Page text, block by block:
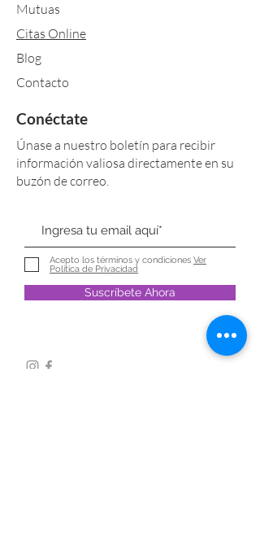
Mutuas
Citas Online
Blog
Contacto
Conéctate
Únase a nuestro boletín para recibir
información valiosa directamente en su
buzón de correo.
Acepto los términos y condiciones Ver
Política de Privacidad
Suscríbete Ahora